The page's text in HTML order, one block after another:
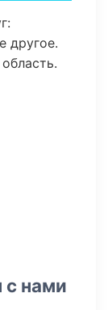
другое.
нами